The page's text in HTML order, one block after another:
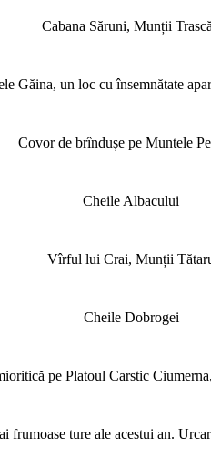
Cabana Săruni, Munții
Găina, un loc cu însemnătate
Covor de brîndușe pe Muntele
Cheile Albacului
Vîrful lui Crai, Munții
Cheile Dobrogei
pe Platoul Carstic
frumoase ture ale acestui an.